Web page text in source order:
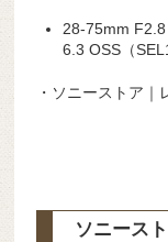
28-75mm
6.3 OSS（
・ソニーストア｜
ソニース